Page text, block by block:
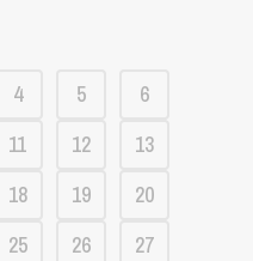
4 5
6
11 12
13
18 19
20
25 26
27